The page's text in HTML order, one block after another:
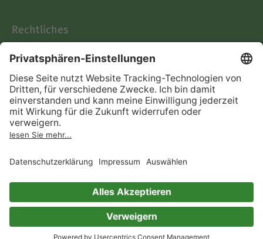
Rechtliches
AGB
Informationen nach Data
Act
Verträge hier kündigen
Impressum
Immer ein gutes Buch